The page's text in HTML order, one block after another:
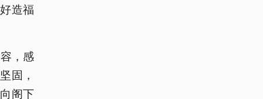
造福
，感
固，
阁下